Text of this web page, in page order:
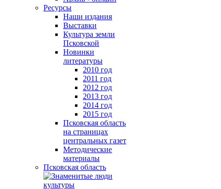
Ресурсы
Наши издания
Выставки
Культура земли
Псковской
Новинки
литературы
2010 год
2011 год
2012 год
2013 год
2014 год
2015 год
Псковская область
на страницах
центральных газет
Методические
материалы
Псковская область